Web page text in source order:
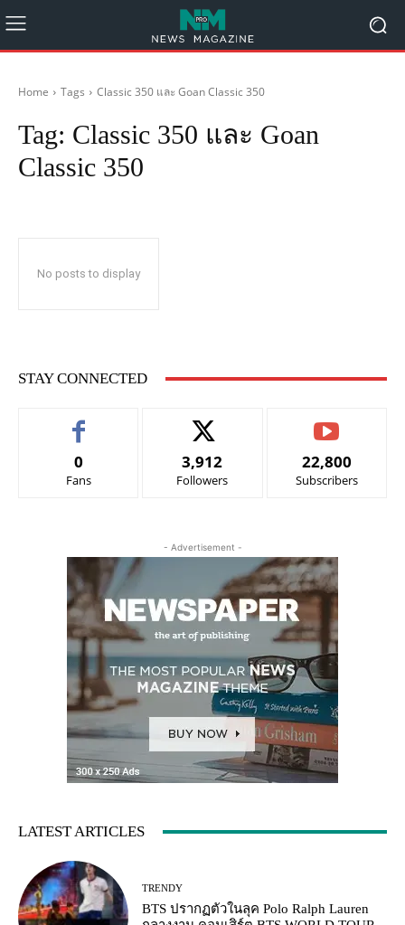
Home Tags Classic 350 และ Goan Classic 350
Tag: Classic 350 และ Goan
Classic 350
No posts to display
STAY CONNECTED
0
Fans
3,912
Followers
22,800
Subscribers
- Advertisement -
LATEST ARTICLES
TRENDY
BTS ปรากฏตัวในลุค Polo Ralph Lauren